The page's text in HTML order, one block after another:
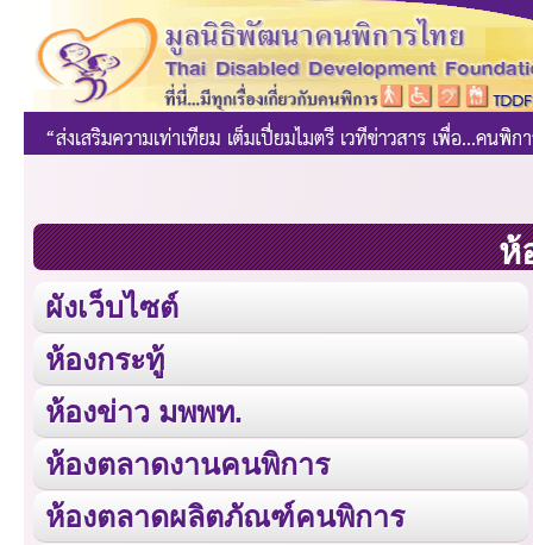
ห้
ผังเว็บไซต์
ห้องกระทู้
ห้องข่าว มพพท.
ห้องตลาดงานคนพิการ
ห้องตลาดผลิตภัณฑ์คนพิการ